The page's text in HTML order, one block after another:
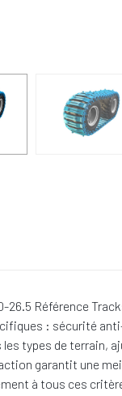
26.5 Référence
: sécurité
types de terrain,
garantit une
à tous ces